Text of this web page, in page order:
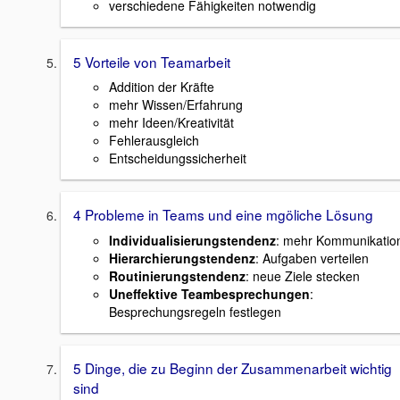
verschiedene Fähigkeiten notwendig
5 Vorteile von Teamarbeit
Addition der Kräfte
mehr Wissen/Erfahrung
mehr Ideen/Kreativität
Fehlerausgleich
Entscheidungssicherheit
4 Probleme in Teams und eine mgöliche Lösung
Individualisierungstendenz: mehr
Hierarchierungstendenz: Aufgaben verteilen
Routinierungstendenz: neue Ziele stecken
Uneffektive Teambesprechungen:
Besprechungsregeln festlegen
5 Dinge, die zu Beginn der Zusammenarbeit wichtig
sind